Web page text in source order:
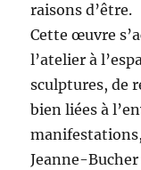
raisons d’être.
Cette œuvre
l’atelier à
sculptures, de
bien liées à
Jeanne-